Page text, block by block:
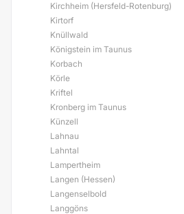
Kirchheim (Hersfeld-Rotenburg)
Kirtorf
Knüllwald
Königstein im Taunus
Korbach
Körle
Kriftel
Kronberg im Taunus
Künzell
Lahnau
Lahntal
Lampertheim
Langen (Hessen)
Langenselbold
Langgöns